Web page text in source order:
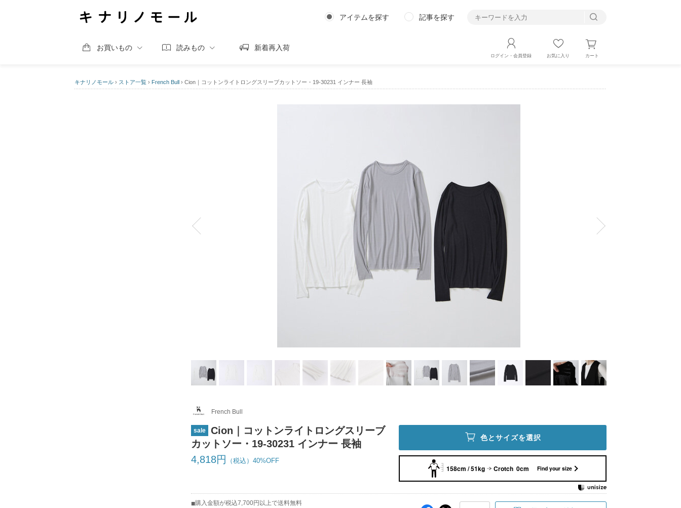
アイテムを探す 記事を探す
お買いもの 読みもの 新着再入荷
ログイン・会員登録 お気に入り カート
キナリノモール › ストア一覧 › French Bull › Cion｜コットンライトロングスリーブカットソー・19-30231 インナー 長袖
French Bull
sale
Cion｜コットンライトロングスリーブ
カットソー・19-30231 インナー 長袖
4,818円
40%OFF
色とサイズを選択
158cm / 51kg Crotch 0cm Find your size
購入金額が税込7,700円以上で送料無料